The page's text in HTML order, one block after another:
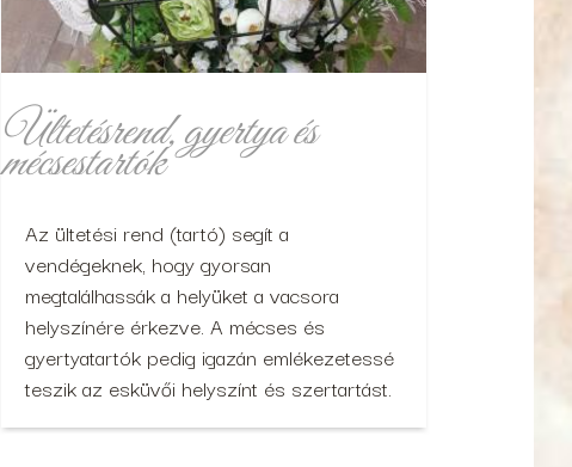
Ültetésrend, gyertya és
mécsestartók
Az ültetési rend (tartó) segít a
vendégeknek, hogy gyorsan
megtalálhassák a helyüket a vacsora
helyszínére érkezve. A mécses és
gyertyatartók pedig igazán emlékezetessé
teszik az esküvői helyszínt és szertartást.